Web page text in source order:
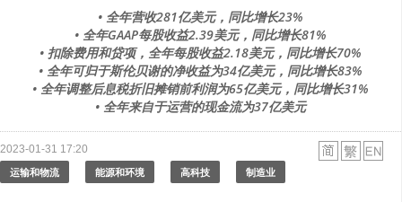
• 全年营收281亿美元，同比增长23%
• 全年GAAP每股收益2.39美元，同比增长81%
• 扣除费用和贷项，全年每股收益2.18美元，同比增长70%
• 全年可归于斯伦贝谢的净收益为34亿美元，同比增长83%
• 全年调整后息税折旧摊销前利润为65亿美元，同比增长31%
• 全年来自于运营的现金流为37亿美元
2023-01-31 17:20
运输和物流 能源和环境 高科技 制造业